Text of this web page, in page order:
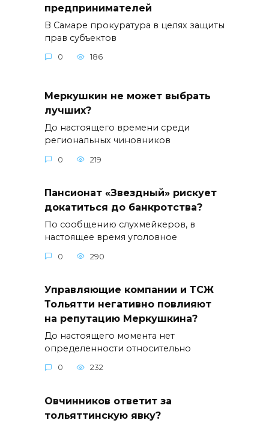
предпринимателей
В Самаре прокуратура в целях защиты
прав субъектов
0 186
Меркушкин не может выбрать
лучших?
До настоящего времени среди
региональных чиновников
0 219
Пансионат «Звездный» рискует
докатиться до банкротства?
По сообщению слухмейкеров, в
настоящее время уголовное
0 290
Управляющие компании и ТСЖ
Тольятти негативно повлияют
на репутацию Меркушкина?
До настоящего момента нет
определенности относительно
0 232
Овчинников ответит за
тольяттинскую явку?